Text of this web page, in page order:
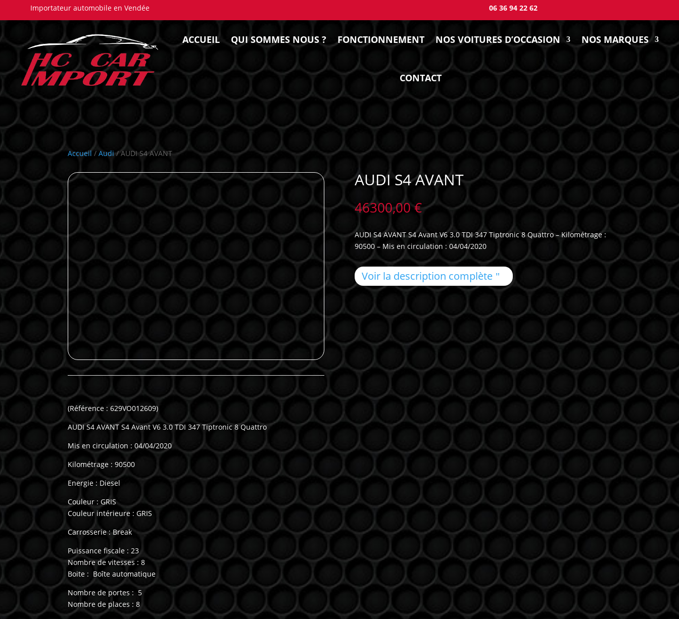
Importateur automobile en Vendée 06 36 94 22 62
ACCUEIL QUI SOMMES NOUS ? FONCTIONNEMENT NOS VOITURES D’OCCASION NOS MARQUES
CONTACT
Accueil/Audi/ AUDI S4 AVANT
AUDI S4 AVANT
46300,00€
AUDI S4 AVANT S4 Avant V6 3.0 TDI 347 Tiptronic 8 Quattro – Kilométrage :
90500 – Mis en circulation : 04/04/2020
Voir la description complète
(Référence : 629VO012609)
AUDI S4 AVANT S4 Avant V6 3.0 TDI 347 Tiptronic 8 Quattro
Mis en circulation : 04/04/2020
Kilométrage : 90500
Energie : Diesel
Couleur : GRIS
Couleur intérieure : GRIS
Carrosserie : Break
Puissance fiscale : 23
Nombre de vitesses : 8
Boite : Boîte automatique
Nombre de portes : 5
Nombre de places : 8